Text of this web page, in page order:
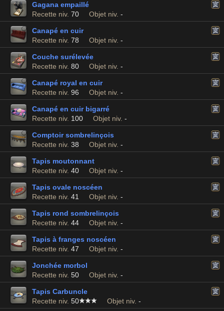
Gagana empaillé
Recette niv. 70 Objet niv. -
Canapé en cuir
Recette niv. 78 Objet niv. -
Couche surélevée
Recette niv. 80 Objet niv. -
Canapé royal en cuir
Recette niv. 96 Objet niv. -
Canapé en cuir bigarré
Recette niv. 100 Objet niv. -
Comptoir sombrelinçois
Recette niv. 38 Objet niv. -
Tapis moutonnant
Recette niv. 40 Objet niv. -
Tapis ovale noscéen
Recette niv. 41 Objet niv. -
Tapis rond sombrelinçois
Recette niv. 44 Objet niv. -
Tapis à franges noscéen
Recette niv. 47 Objet niv. -
Jonchée morbol
Recette niv. 50 Objet niv. -
Tapis Carbuncle
Recette niv. 50 Objet niv. -